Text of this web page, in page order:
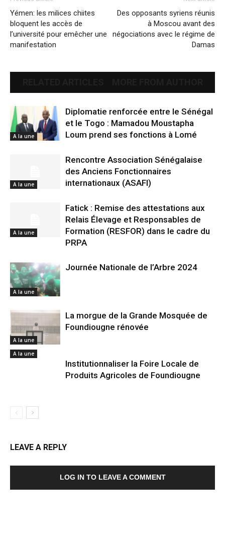
Yémen: les milices chiites
bloquent les accès de
l’université pour emêcher une
manifestation
Des opposants syriens réunis
à Moscou avant des
négociations avec le régime de
Damas
A la une
Diplomatie renforcée entre le Sénégal
et le Togo : Mamadou Moustapha
Loum prend ses fonctions à Lomé
A la une
Rencontre Association Sénégalaise
des Anciens Fonctionnaires
internationaux (ASAFI)
A la une
Fatick : Remise des attestations aux
Relais Élevage et Responsables de
Formation (RESFOR) dans le cadre du
PRPA
A la une
Journée Nationale de l’Arbre 2024
A la une
La morgue de la Grande Mosquée de
Foundiougne rénovée
A la une
Institutionnaliser la Foire Locale de
Produits Agricoles de Foundiougne
LEAVE A REPLY
LOG IN TO LEAVE A COMMENT